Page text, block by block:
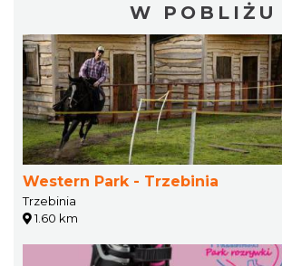
W POBLIŻU
Western Park - Trzebinia
Trzebinia
1.60 km